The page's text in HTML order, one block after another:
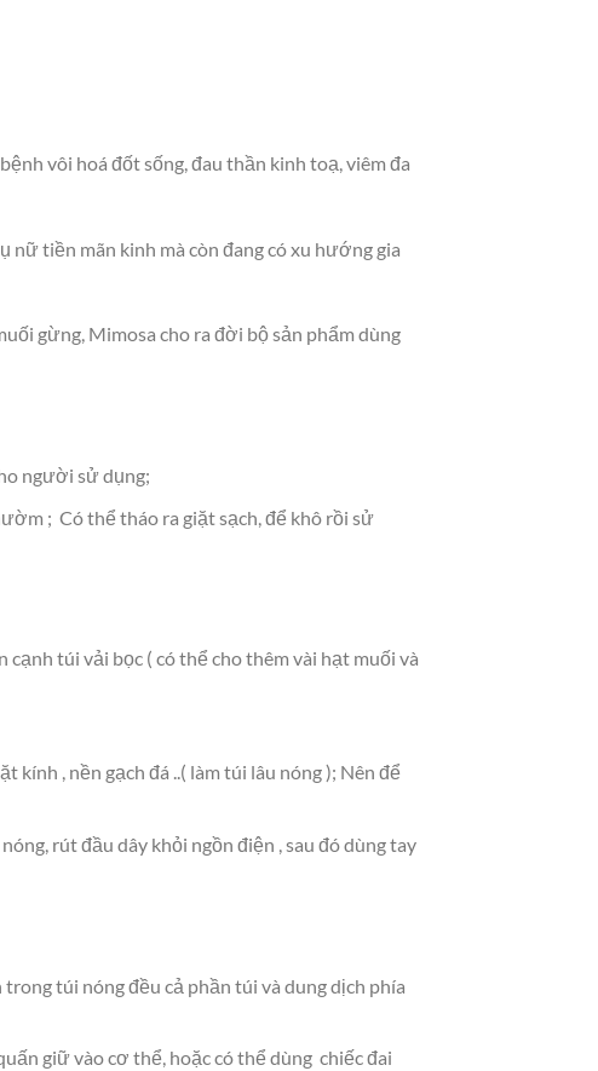
vôi hoá đốt sống, đau thần kinh toạ, viêm đa
tiền mãn kinh mà còn đang có xu hướng gia
gừng, Mimosa cho ra đời bộ sản phẩm dùng
người sử dụng;
; Có thể tháo ra giặt sạch, để khô rồi sử
túi vải bọc ( có thể cho thêm vài hạt muối và
, nền gạch đá ..( làm túi lâu nóng ); Nên để
rút đầu dây khỏi ngồn điện , sau đó dùng tay
túi nóng đều cả phần túi và dung dịch phía
giữ vào cơ thể, hoặc có thể dùng chiếc đai